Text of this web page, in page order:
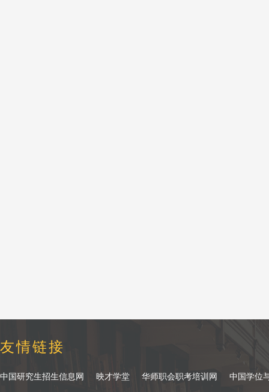
友情链接
中国研究生招生信息网 映才学堂 华师职会职考培训网 中国学位